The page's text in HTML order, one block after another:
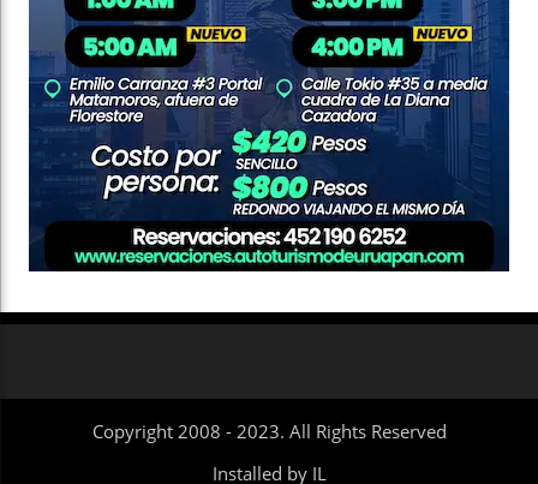
Copyright 2008 - 2023. All Rights Reserved
Installed by IL